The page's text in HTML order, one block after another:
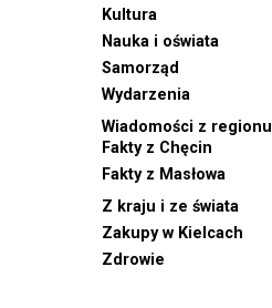
Kultura
Nauka i oświata
Samorząd
Wydarzenia
Wiadomości z regionu
Fakty z Chęcin
Fakty z Masłowa
Z kraju i ze świata
Zakupy w Kielcach
Zdrowie